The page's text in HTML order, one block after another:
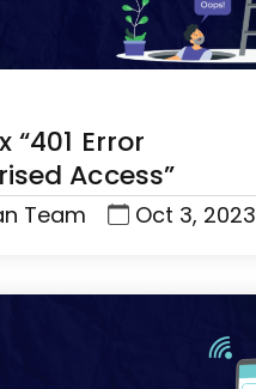
“401 Error
Access”
Team Oct 3, 2023